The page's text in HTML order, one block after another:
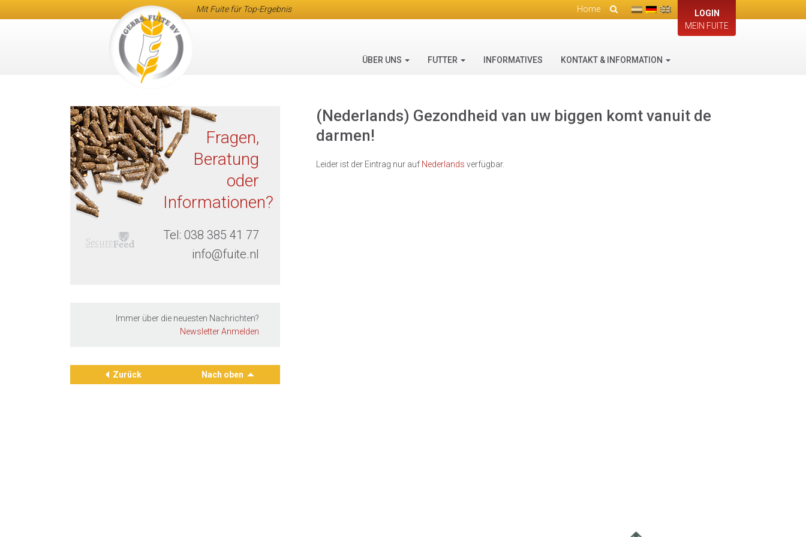
Mit Fuite für Top-Ergebnis Home
LOGIN
MEIN FUITE
ÜBER UNS FUTTER INFORMATIVES KONTAKT & INFORMATION
Fragen,
Beratung
oder
Informationen?
Tel: 038 385 41 77
info@fuite.nl
Immer über die neuesten Nachrichten?
Newsletter Anmelden
Zurück Nach oben
(Nederlands) Gezondheid van uw biggen komt vanuit de
darmen!
Leider ist der Eintrag nur auf Nederlands verfügbar.